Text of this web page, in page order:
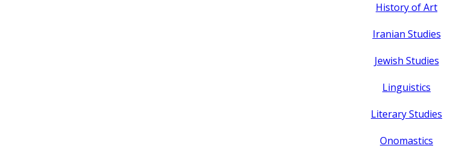
History of Art
Iranian Studies
Jewish Studies
Linguistics
Literary Studies
Onomastics